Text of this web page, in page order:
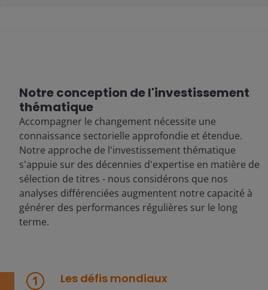
Notre conception de l'investissement
thématique
Accompagner le changement nécessite une
connaissance sectorielle approfondie et étendue.
Notre approche de l'investissement thématique
s'appuie sur des décennies d'expertise en matière de
sélection de titres - nous considérons que nos
analyses différenciées augmentent notre capacité à
générer des performances régulières sur le long
terme.
Les défis mondiaux